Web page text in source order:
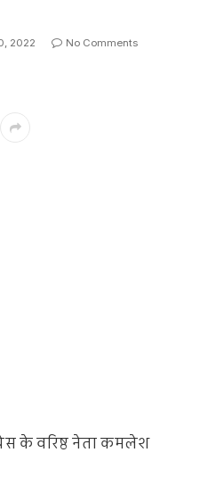
2022 No Comments
के वरिष्ठ नेता कमलेश